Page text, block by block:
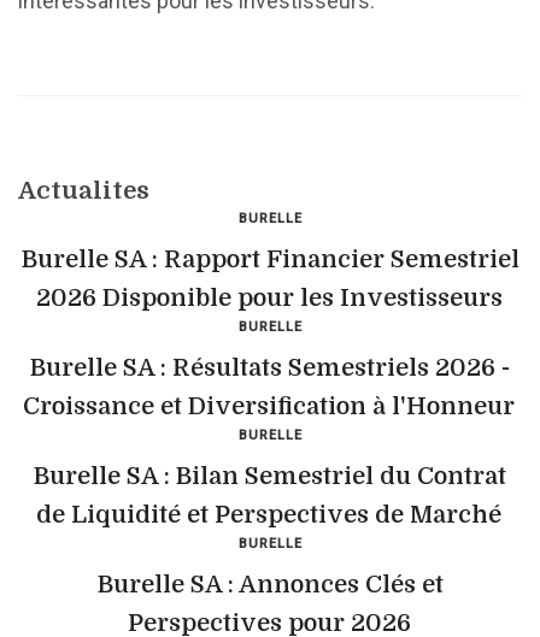
Actualites
BURELLE
Burelle SA : Rapport Financier Semestriel
2026 Disponible pour les Investisseurs
BURELLE
Burelle SA : Résultats Semestriels 2026 -
Croissance et Diversification à l'Honneur
BURELLE
Burelle SA : Bilan Semestriel du Contrat
de Liquidité et Perspectives de Marché
BURELLE
Burelle SA : Annonces Clés et
Perspectives pour 2026